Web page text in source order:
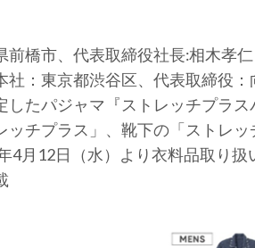
橋市、代表取締役社長:相木孝
：東京都渋⾕区、代表取締役
したパジャマ『ストレッチプラ
ッチプラス」、靴下の「ストレ
4月12日（水）より衣料品取り扱